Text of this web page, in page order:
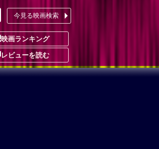
今見る映画検索
映画ランキング
レビューを読む